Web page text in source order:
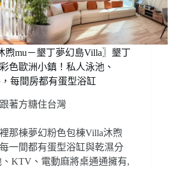
mu－墾丁夢幻島Villa〗墾丁
色歐洲小鎮！私人泳池、
每間房都有蛋型浴缸
跟著方糖住台灣
那棟夢幻粉色包棟Villa沐煦
一間都有蛋型浴缸與乾濕分
KTV、電動麻將桌通通擁有,